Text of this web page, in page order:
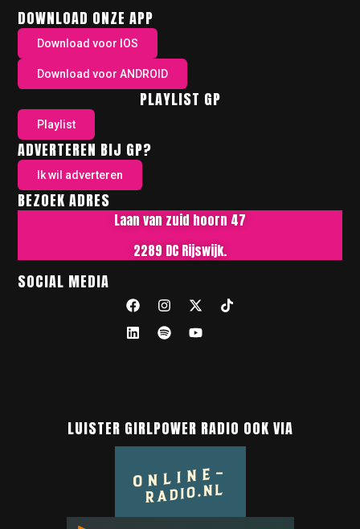
DOWNLOAD ONZE APP
Download voor IOS
Download voor ANDROID
PLAYLIST GP
Playlist
ADVERTEREN BIJ GP?
Ik wil adverteren
BEZOEK ADRES
Laan van zuid hoorn 47
2289 DC Rijswijk.
SOCIAL MEDIA
LUISTER GIRLPOWER RADIO OOK VIA